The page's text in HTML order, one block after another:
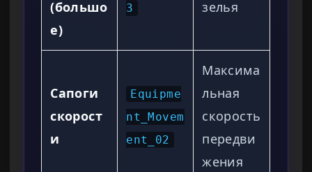
(большо
е)
3
зелья
Сапоги
скорост
и
Equipme
nt_Movem
ent_02
Максима
льная
скорость
передви
жения